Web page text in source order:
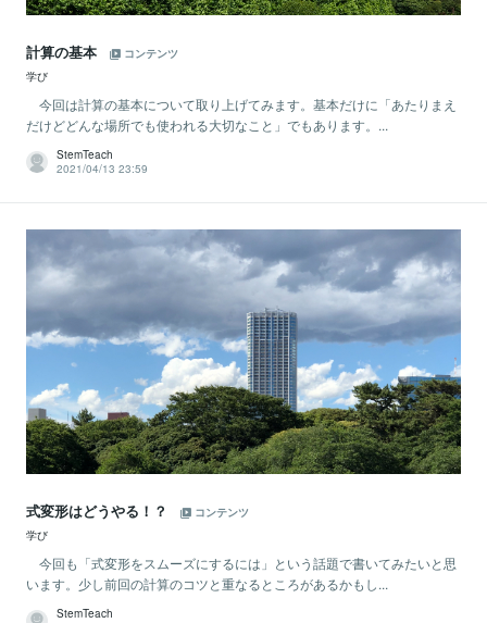
計算の基本
コンテンツ
学び
今回は計算の基本について取り上げてみます。基本だけに「あたりまえ
だけどどんな場所でも使われる大切なこと」でもあります。...
StemTeach
2021/04/13 23:59
式変形はどうやる！？
コンテンツ
学び
今回も「式変形をスムーズにするには」という話題で書いてみたいと思
います。少し前回の計算のコツと重なるところがあるかもし...
StemTeach